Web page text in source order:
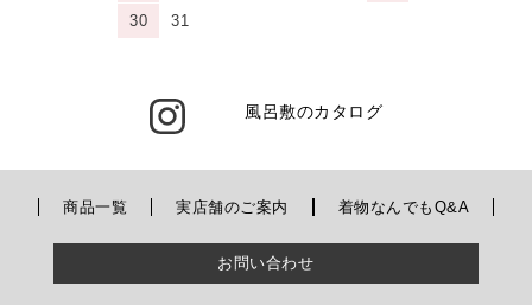
30
31
風呂敷のカタログ
商品一覧 実店舗のご案内 着物なんでもQ&A
お問い合わせ